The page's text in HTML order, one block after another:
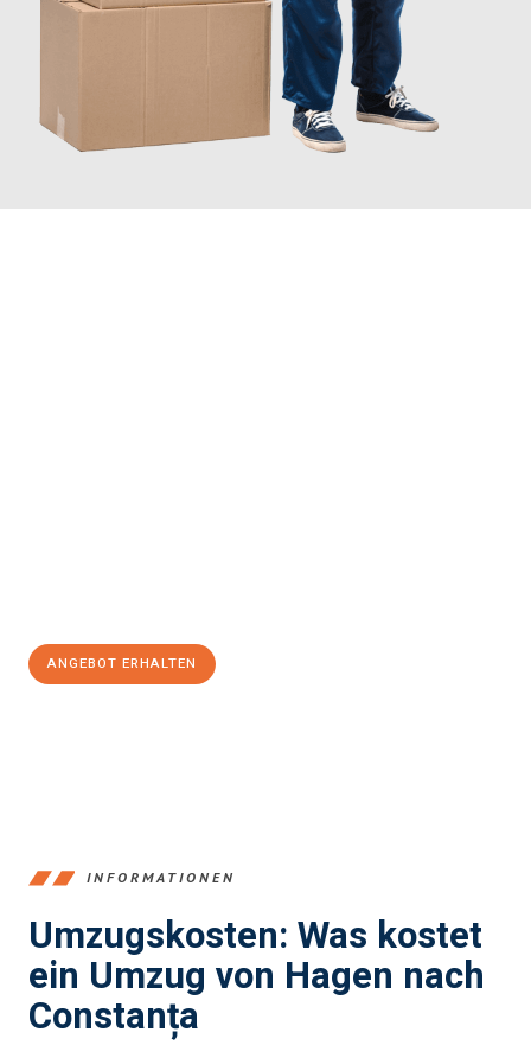
ANGEBOT ERHALTEN
INFORMATIONEN
Umzugskosten: Was kostet
ein Umzug von Hagen nach
Constanța